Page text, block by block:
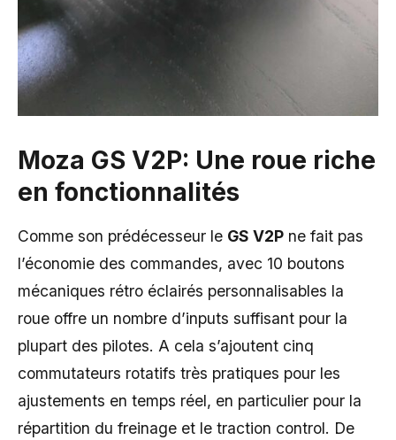
Moza GS V2P: Une roue riche
en fonctionnalités
Comme son prédécesseur le GS V2P ne fait pas
l’économie des commandes, avec 10 boutons
mécaniques rétro éclairés personnalisables la
roue offre un nombre d’inputs suffisant pour la
plupart des pilotes. A cela s’ajoutent cinq
commutateurs rotatifs très pratiques pour les
ajustements en temps réel, en particulier pour la
répartition du freinage et le traction control. De